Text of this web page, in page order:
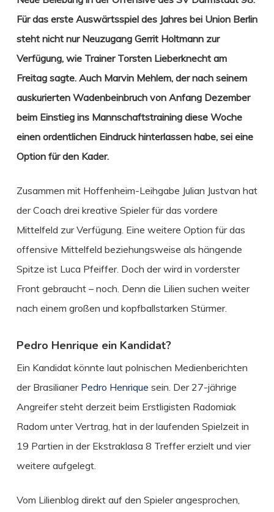
Für das erste Auswärtsspiel des Jahres bei Union Berlin
steht nicht nur Neuzugang Gerrit Holtmann zur
Verfügung, wie Trainer Torsten Lieberknecht am
Freitag sagte. Auch Marvin Mehlem, der nach seinem
auskurierten Wadenbeinbruch von Anfang Dezember
beim Einstieg ins Mannschaftstraining diese Woche
einen ordentlichen Eindruck hinterlassen habe, sei eine
Option für den Kader.
Zusammen mit Hoffenheim-Leihgabe Julian Justvan hat
der Coach drei kreative Spieler für das vordere
Mittelfeld zur Verfügung. Eine weitere Option für das
offensive Mittelfeld beziehungsweise als hängende
Spitze ist Luca Pfeiffer. Doch der wird in vorderster
Front gebraucht – noch. Denn die Lilien suchen weiter
nach einem großen und kopfballstarken Stürmer.
Pedro Henrique ein Kandidat?
Ein Kandidat könnte laut polnischen Medienberichten
der Brasilianer Pedro Henrique sein. Der 27-jährige
Angreifer steht derzeit beim Erstligisten Radomiak
Radom unter Vertrag, hat in der laufenden Spielzeit in
19 Partien in der Ekstraklasa 8 Treffer erzielt und vier
weitere aufgelegt.
Vom Lilienblog direkt auf den Spieler angesprochen,